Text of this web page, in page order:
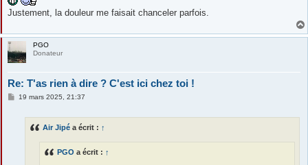
Justement, la douleur me faisait chanceler parfois.
PGO
Donateur
Re: T'as rien à dire ? C'est ici chez toi !
M19 mars 2025, 21:37
Air Jipé a écrit : ↑
PGO a écrit : ↑